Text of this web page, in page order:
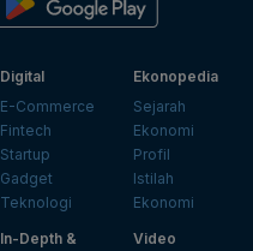
Digital
E-Commerce
Fintech
Startup
Gadget
Teknologi
Ekonopedia
Sejarah
Ekonomi
Profil
Istilah
Ekonomi
In-Depth &
Video